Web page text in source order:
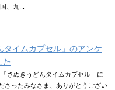
、九...
タイムカプセル」のアンケ
た
さぬきうどんタイムカプセル」に
さったみなさま、ありがとうござい